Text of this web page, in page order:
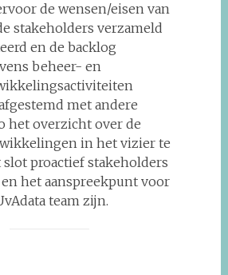
de wensen/eisen van
stakeholders verzameld
en de backlog
beheer- en
met andere
het overzicht over de
in het vizier te
slot proactief stakeholders
het aanspreekpunt voor
team zijn.